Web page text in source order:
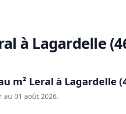
à Lagardelle
m² Leral à Lagardelle
au 01 août 2026.